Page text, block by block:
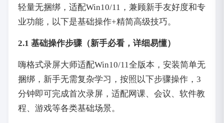
轻量无捆绑，适配Win10/11，兼顾新手友好度和专
业功能，以下是基础操作+精简高级技巧。
2.1 基础操作步骤（新手必看，详细易懂）
嗨格式录屏大师适配Win10/11全版本，安装简单无
捆绑，新手无需复杂学习，按照以下步骤操作，3
分钟即可完成首次录屏，适配网课、会议、软件教
程、游戏等各类基础场景。